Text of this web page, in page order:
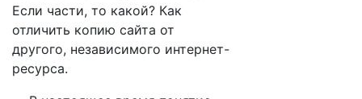
Если части, то какой? Как
отличить копию сайта от
другого, независимого интернет-
ресурса.